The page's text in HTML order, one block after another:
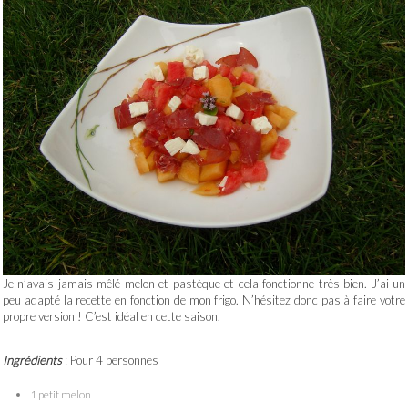
Je n’avais jamais mêlé melon et pastèque et cela fonctionne très bien. J’ai un
peu adapté la recette en fonction de mon frigo. N’hésitez donc pas à faire votre
propre version ! C’est idéal en cette saison.
Ingrédients: Pour 4 personnes
1 petit melon